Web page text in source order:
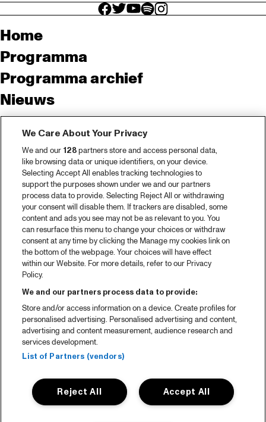
facebook icon
facebook icon
facebook icon
facebook icon
facebook icon
Home
Programma
Programma archief
Nieuws
Tickets
Videoterugblik 2025
2025 in webstories
Spotify
Partners
Projects
Over North Sea Jazz
Concertagenda
Contact
Pers
Weet waar je koopt
Huisregels
Privacy statement
Accessibility Statement
We Care About Your Privacy
We and our 128partners store and access personal data,
like browsing data or unique identifiers, on your device.
Selecting Accept All enables tracking technologies to
support the purposes shown under we and our partners
process data to provide. Selecting Reject All or withdrawing
your consent will disable them. If trackers are disabled, some
content and ads you see may not be as relevant to you. You
can resurface this menu to change your choices or withdraw
consent at any time by clicking the Manage my cookies link on
the bottom of the webpage. Your choices will have effect
within our Website. For more details, refer to our Privacy
Policy.
We and our partners process data to provide:
Store and/or access information on a device. Create profiles for
personalised advertising. Personalised advertising and content,
advertising and content measurement, audience research and
services development.
List of Partners (vendors)
Accept All
Reject All